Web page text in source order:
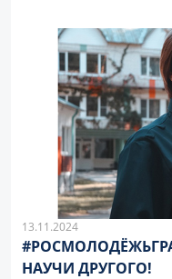
13.11.2024
НАУЧИ ДРУГОГО!